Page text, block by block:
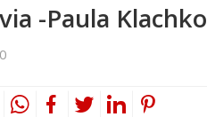
-Paula Klachko